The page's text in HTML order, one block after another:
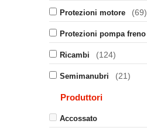
Protezioni motore (69)
Protezioni pompa freno
Ricambi (124)
Semimanubri (21)
Produttori
Accossato